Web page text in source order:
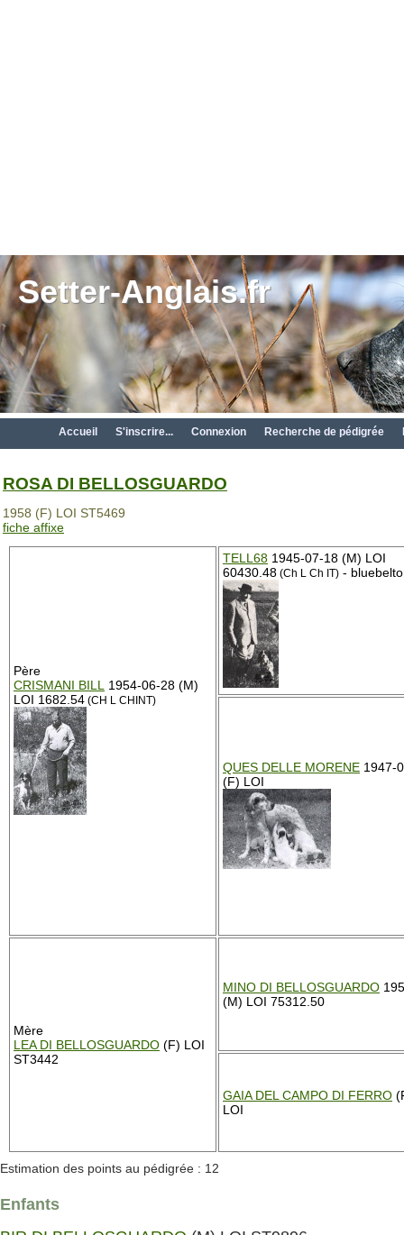
Setter-Anglais.fr
Accueil S'inscrire... Connexion Recherche de pédigrée
ROSA DI BELLOSGUARDO
1958 (F) LOI ST5469
fiche affixe
Père
CRISMANI BILL
1954-06-28 (M)
LOI 1682.54 (CH L CHINT)
TELL68 1945-07-18 (M) LOI
60430.48 (Ch L Ch IT) -
QUES DELLE MORENE 1947-
(F) LOI
Mère
LEA DI BELLOSGUARDO (F) LOI
ST3442
MINO DI BELLOSGUARDO
(M) LOI 75312.50
GAIA DEL CAMPO DI FERRO
LOI
Estimation des points au pédigrée : 12
Enfants